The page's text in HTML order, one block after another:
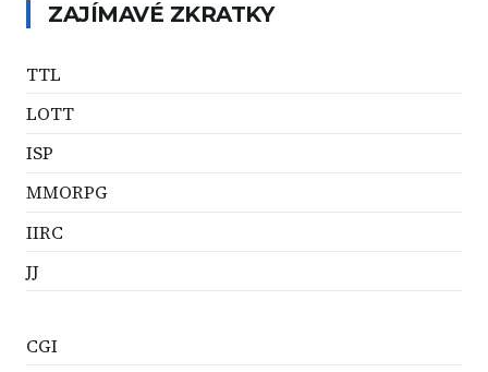
ZAJÍMAVÉ ZKRATKY
TTL
LOTT
ISP
MMORPG
IIRC
JJ
CGI